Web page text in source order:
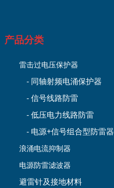
产品分类
雷击过电压保护器
- 同轴射频电涌保护器
- 信号线路防雷
- 低压电力线路防雷
- 电源+信号组合型防雷器
浪涌电流抑制器
电源防雷滤波器
避雷针及接地材料